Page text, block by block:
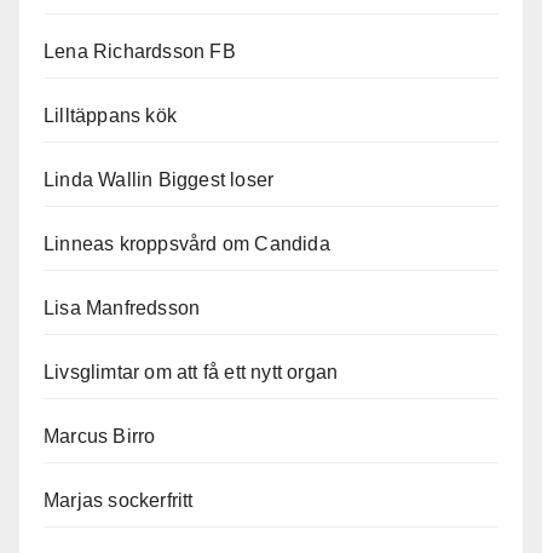
Lena Richardsson FB
Lilltäppans kök
Linda Wallin Biggest loser
Linneas kroppsvård om Candida
Lisa Manfredsson
Livsglimtar om att få ett nytt organ
Marcus Birro
Marjas sockerfritt